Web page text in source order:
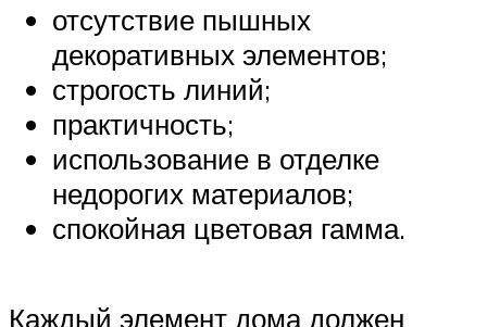
отсутствие пышных
декоративных элементов;
строгость линий;
практичность;
использование в отделке
недорогих материалов;
спокойная цветовая гамма.
Каждый элемент дома должен